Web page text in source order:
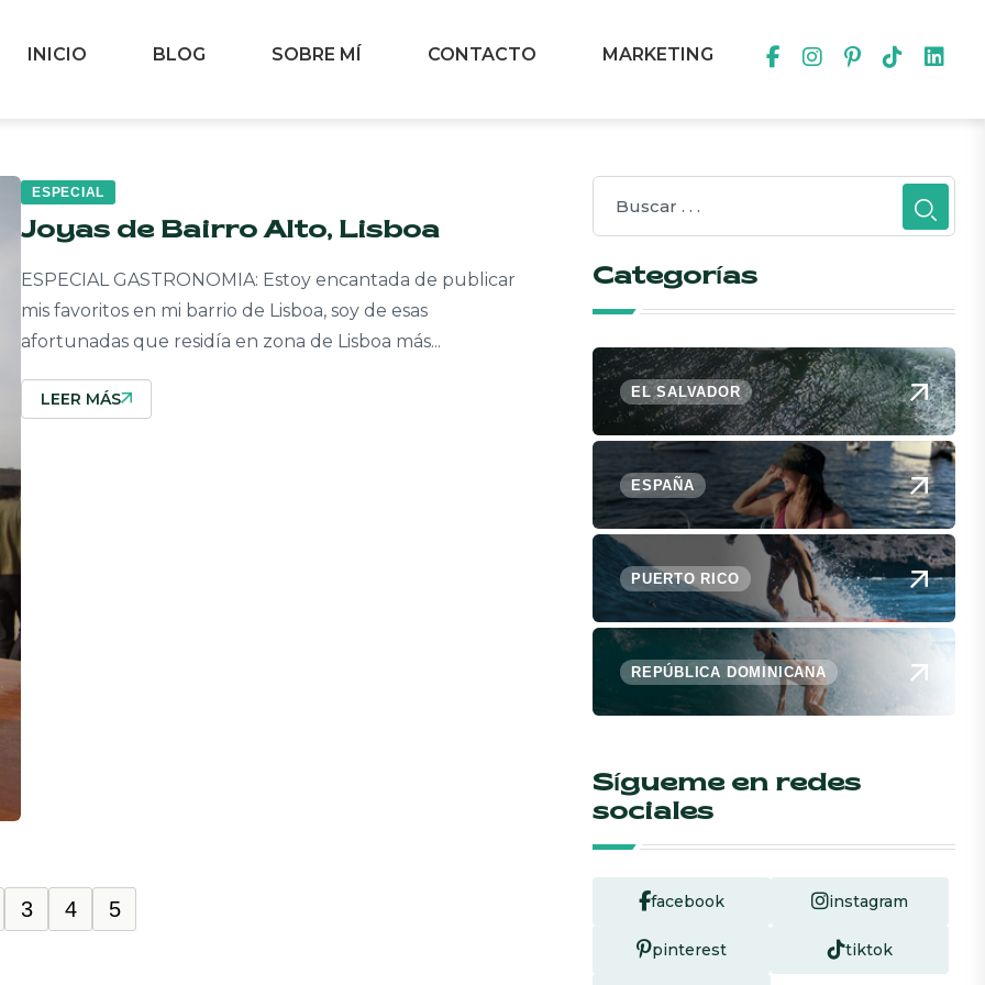
INICIO BLOG SOBRE MÍ CONTACTO MARKETING
ESPECIAL
Joyas de Bairro Alto, Lisboa
ESPECIAL GASTRONOMIA: Estoy encantada de publicar
mis favoritos en mi barrio de Lisboa, soy de esas
afortunadas que residía en zona de Lisboa más...
LEER MÁS
3 4 5
Categorías
EL SALVADOR
ESPAÑA
PUERTO RICO
REPÚBLICA DOMINICANA
Sígueme en redes
sociales
facebook instagram
pinterest tiktok